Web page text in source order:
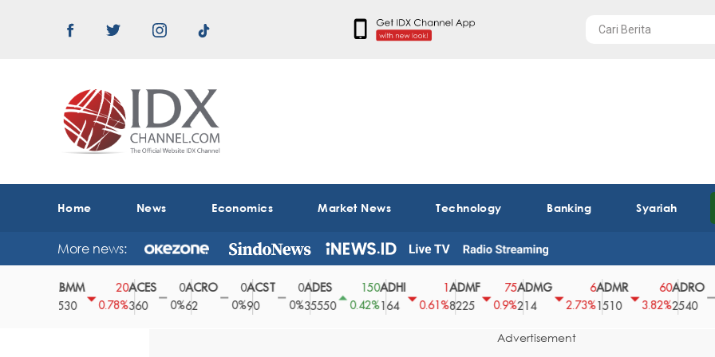
Home News Economics Market News Technology Banking Syariah
More news:
0.78%
ACES
360
0
0%
ACRO
62
0
ACST
90
0
ADES
35550
0.42%
ADHI
164
0.61%
ADMF
8225
75
0.9%
ADMG
214
2.73%
ADMR
1510
3.82%
ADRO
2540
0
0%
Advertisement